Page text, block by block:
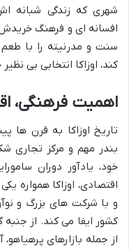
شهری که زندگی شبانه
افسانه ای و فرهنگ
سنت و مدرنیته را با
کند، اوزاکا انتخابی بی
اهمیت فرهنگی،
تاریخ اوزاکا به قرن ها
بندر مهم و مرکز تجاری
خود، یادآور دوران
اقتصادی، اوزاکا همواره
و با شرکت های بزرگ و
کشور ایفا می کند. از
از جمله بازارهای